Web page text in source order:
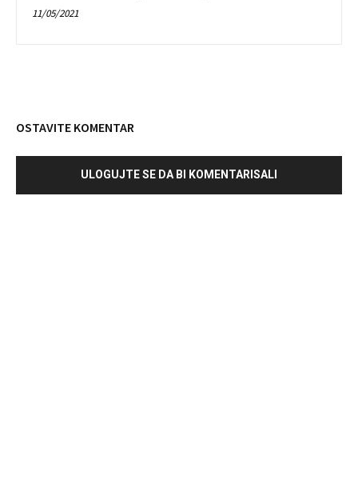
11/05/2021
OSTAVITE KOMENTAR
ULOGUJTE SE DA BI KOMENTARISALI